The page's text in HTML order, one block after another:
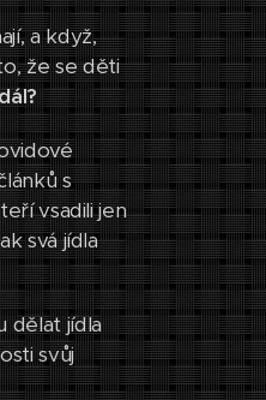
a když,
že se děti
s
vsadili jen
svá jídla
dělat jídla
svůj